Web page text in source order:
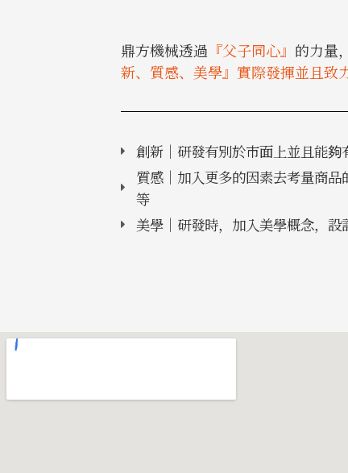
鼎方機械透過 『父子同心』 的力量
新、質感、美學』實際發揮並且致
創新｜研發有別於市面上並且能
質感｜加入更多的因素去考量商
等
美學｜研發時，加入美學概念，